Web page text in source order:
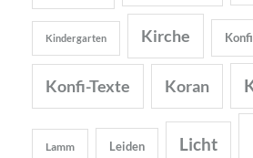
Kindergarten Kirche
Konfi-Texte Koran
Lamm Leiden Licht